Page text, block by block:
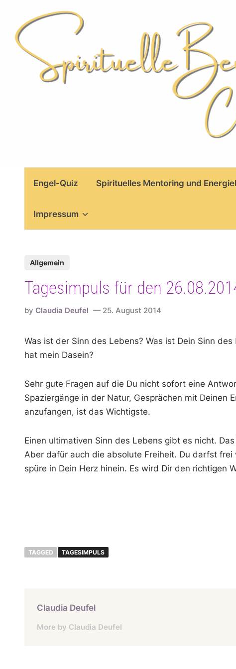
content
Engel-Quiz Spirituelles Mentoring und
Impressum
i
n
Allgemein
Tagesimpuls für den
by Claudia Deufel 25. August 2014
Was ist der Sinn des Lebens? Was ist Dein Sinn
hat mein Dasein?
Sehr gute Fragen auf die Du nicht sofort eine
Spaziergänge in der Natur, Gesprächen mit
anzufangen, ist das Wichtigste.
Einen ultimativen Sinn des Lebens gibt es nicht.
Aber dafür auch die absolute Freiheit. Du darfst
spüre in Dein Herz hinein. Es wird Dir den richtigen
TAGGED TAGESIMPULS
Claudia Deufel
More by Claudia Deufel